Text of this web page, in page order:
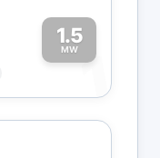
1.5
MW1